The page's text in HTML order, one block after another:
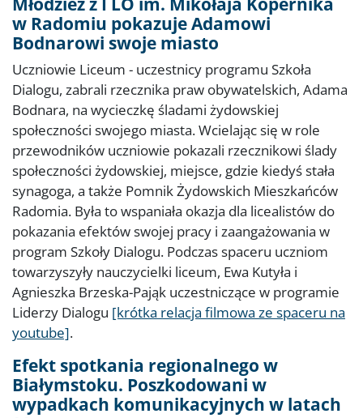
w Radomiu pokazuje Adamowi
Bodnarowi swoje miasto
Uczniowie Liceum - uczestnicy programu Szkoła
Dialogu, zabrali rzecznika praw obywatelskich, Adama
Bodnara, na wycieczkę śladami żydowskiej
społeczności swojego miasta. Wcielając się w role
przewodników uczniowie pokazali rzecznikowi ślady
społeczności żydowskiej, miejsce, gdzie kiedyś stała
synagoga, a także Pomnik Żydowskich Mieszkańców
Radomia. Była to wspaniała okazja dla licealistów do
pokazania efektów swojej pracy i zaangażowania w
program Szkoły Dialogu. Podczas spaceru uczniom
towarzyszyły nauczycielki liceum, Ewa Kutyła i
Agnieszka Brzeska-Pająk uczestniczące w programie
Liderzy Dialogu [krótka relacja filmowa ze spaceru na
youtube].
Efekt spotkania regionalnego w
Białymstoku. Poszkodowani w
wypadkach komunikacyjnych w latach